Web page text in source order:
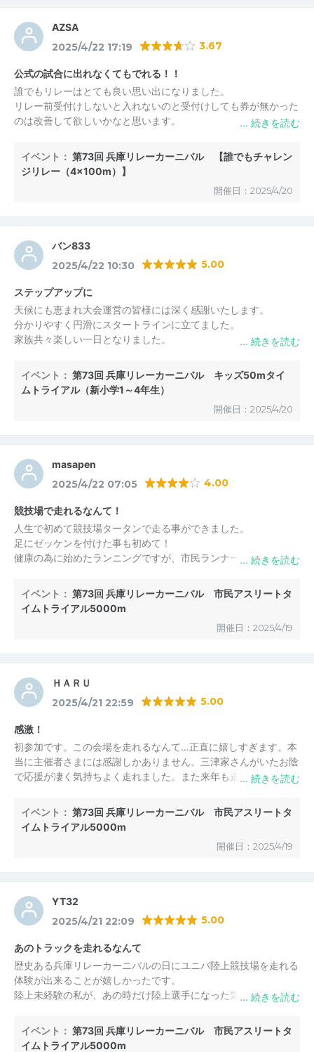
AZSA
2025/4/22 17:19 3.67
公式の試合に出れなくてもでれる！！
誰でもリレーはとても良い思い出になりました。
リレー前受付けしないと入れないのと受付けしても券が無かった
のは改善して欲しいかなと思います。
イベント： 第73回 兵庫リレーカーニバル 【誰でもチャレン
ジリレー（4×100m）】
開催日：2025/4/20
バン833
2025/4/22 10:30 5.00
ステップアップに
天候にも恵まれ大会運営の皆様には深く感謝いたします。
分かりやすく円滑にスタートラインに立てました。
家族共々楽しい一日となりました。
イベント： 第73回 兵庫リレーカーニバル キッズ50mタイ
ムトライアル（新小学1～4年生）
開催日：2025/4/20
masapen
2025/4/22 07:05 4.00
競技場で走れるなんて！
人生で初めて競技場タータンで走る事ができました。
足にゼッケンを付けた事も初めて！
健康の為に始めたランニングですが、市民ランナーとしてこの機
マラソンは沿道での応援になりますが、競技場は常に見られてい
る感があり良い緊張感がありとても楽しませていただきました！
イベント： 第73回 兵庫リレーカーニバル 市民アスリートタ
イムトライアル5000m
開催日：2025/4/19
ＨＡＲＵ
2025/4/21 22:59 5.00
感激！
初参加です。この会場を走れるなんて…正直に嬉しすぎます。本
当に主催者さまには感謝しかありません。三津家さんがいたお陰
で応援が凄く気持ちよく走れました。また来年も走りたいです。
イベント： 第73回 兵庫リレーカーニバル 市民アスリートタ
イムトライアル5000m
開催日：2025/4/19
YT32
2025/4/21 22:09 5.00
あのトラックを走れるなんて
歴史ある兵庫リレーカーニバルの日にユニバ陸上競技場を走れる
体験が出来ることが嬉しかったです。
陸上未経験の私が、あの時だけ陸上選手になった気分で楽しく走
イベント： 第73回 兵庫リレーカーニバル 市民アスリートタ
イムトライアル5000m